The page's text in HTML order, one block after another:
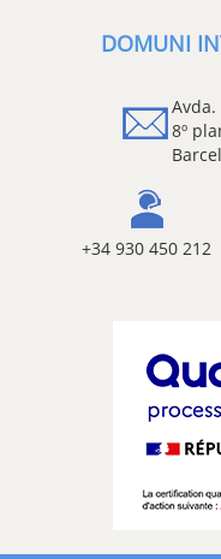
DOMUNI
Avda.
8º
+34 930 450 212